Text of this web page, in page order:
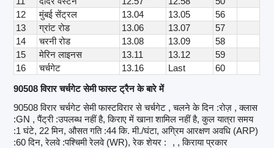
12
मुंबई सेंट्रल 13.04 13.05
56
13
ग्रांट रोड 13.06 13.07
57
14
चरनी रोड 13.08 13.09
58
15
मेरिन लाइनस 13.11 13.12
59
16
चर्चगेट 13.16 Last
60
90508 विरार चर्चगेट सेमी फास्ट ट्रैन के बारे में
90508 विरार चर्चगेट सेमी फास्टविरार से चर्चगेट , चलने के दिन :रोज़ , क्लास
:GN , पैंट्री :उपलब्ध नहीं है, किराए में खाना शामिल नहीं है, कुल यात्रा समय
:1 घंटे, 22 मिन, औसत गति :44 कि. मी./घंटा, अग्रिम आरक्षण अवधि (ARP)
:60 दिन, रेलवे :पश्चिमी रेलवे (WR), रेक शेयर :
, , किराया प्रकार